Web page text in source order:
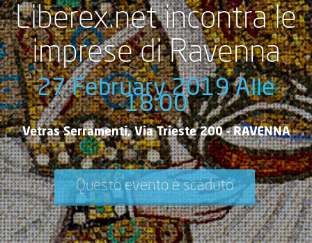
Liberex.net incontra le
imprese di Ravenna
27 February 2019 Alle
18:00
Vetras Serramenti, Via Trieste 200 - RAVENNA
Questo evento è scaduto